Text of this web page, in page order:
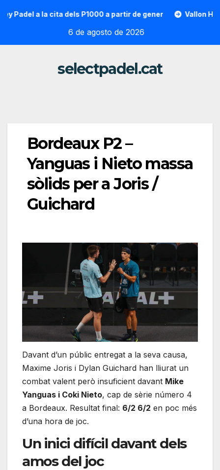
a la cita dels P1000 a partir de gener Vallon Hoarau /
6 de agosto de 2026
selectpadel.cat
Bordeaux P2 –
Yanguas i Nieto massa
sòlids per a Joris /
Guichard
Davant d’un públic entregat a la seva causa,
Maxime Joris i Dylan Guichard han lliurat un
combat valent però insuficient davant Mike
Yanguas i Coki Nieto, cap de sèrie número 4
a Bordeaux. Resultat final: 6/2 6/2 en poc més
d’una hora de joc.
Un inici difícil davant dels
amos del joc